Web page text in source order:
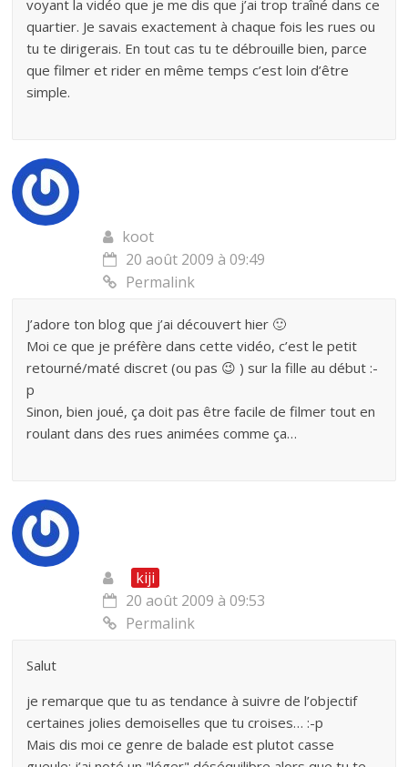
voyant la vidéo que je me dis que j’ai trop traîné dans ce
quartier. Je savais exactement à chaque fois les rues ou
tu te dirigerais. En tout cas tu te débrouille bien, parce
que filmer et rider en même temps c’est loin d’être
simple.
koot
20 août 2009 à 09:49
Permalink
J’adore ton blog que j’ai découvert hier 🙂
Moi ce que je préfère dans cette vidéo, c’est le petit
retourné/maté discret (ou pas 😉 ) sur la fille au début :-
p
Sinon, bien joué, ça doit pas être facile de filmer tout en
roulant dans des rues animées comme ça…
kiji
20 août 2009 à 09:53
Permalink
Salut
je remarque que tu as tendance à suivre de l’objectif
certaines jolies demoiselles que tu croises… :-p
Mais dis moi ce genre de balade est plutot casse